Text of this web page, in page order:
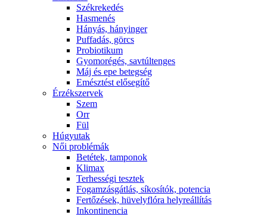
Székrekedés
Hasmenés
Hányás, hányinger
Puffadás, görcs
Probiotikum
Gyomorégés, savtúltenges
Máj és epe betegség
Emésztést elősegítő
Érzékszervek
Szem
Orr
Fül
Húgyutak
Női problémák
Betétek, tamponok
Klimax
Terhességi tesztek
Fogamzásgátlás, síkosítók, potencia
Fertőzések, hüvelyflóra helyreállítás
Inkontinencia